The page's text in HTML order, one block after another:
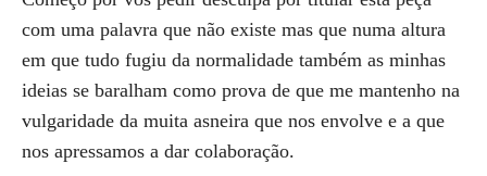
com uma palavra que não existe mas que numa altura
em que tudo fugiu da normalidade também as minhas
ideias se baralham como prova de que me mantenho na
vulgaridade da muita asneira que nos envolve e a que
nos apressamos a dar colaboração.